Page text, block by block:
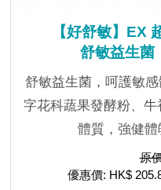
【好舒敏】EX
舒敏益生
舒敏益生菌，呵護敏
字花科蔬果發酵粉、
體質，強健
原
優惠價: HK$